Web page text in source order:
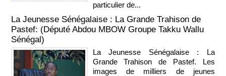
particulier de...
La Jeunesse Sénégalaise : La Grande Trahison de
Pastef: (Député Abdou MBOW Groupe Takku Wallu
Sénégal)
La Jeunesse Sénégalaise : La
Grande Trahison de Pastef. Les
images de milliers de jeunes